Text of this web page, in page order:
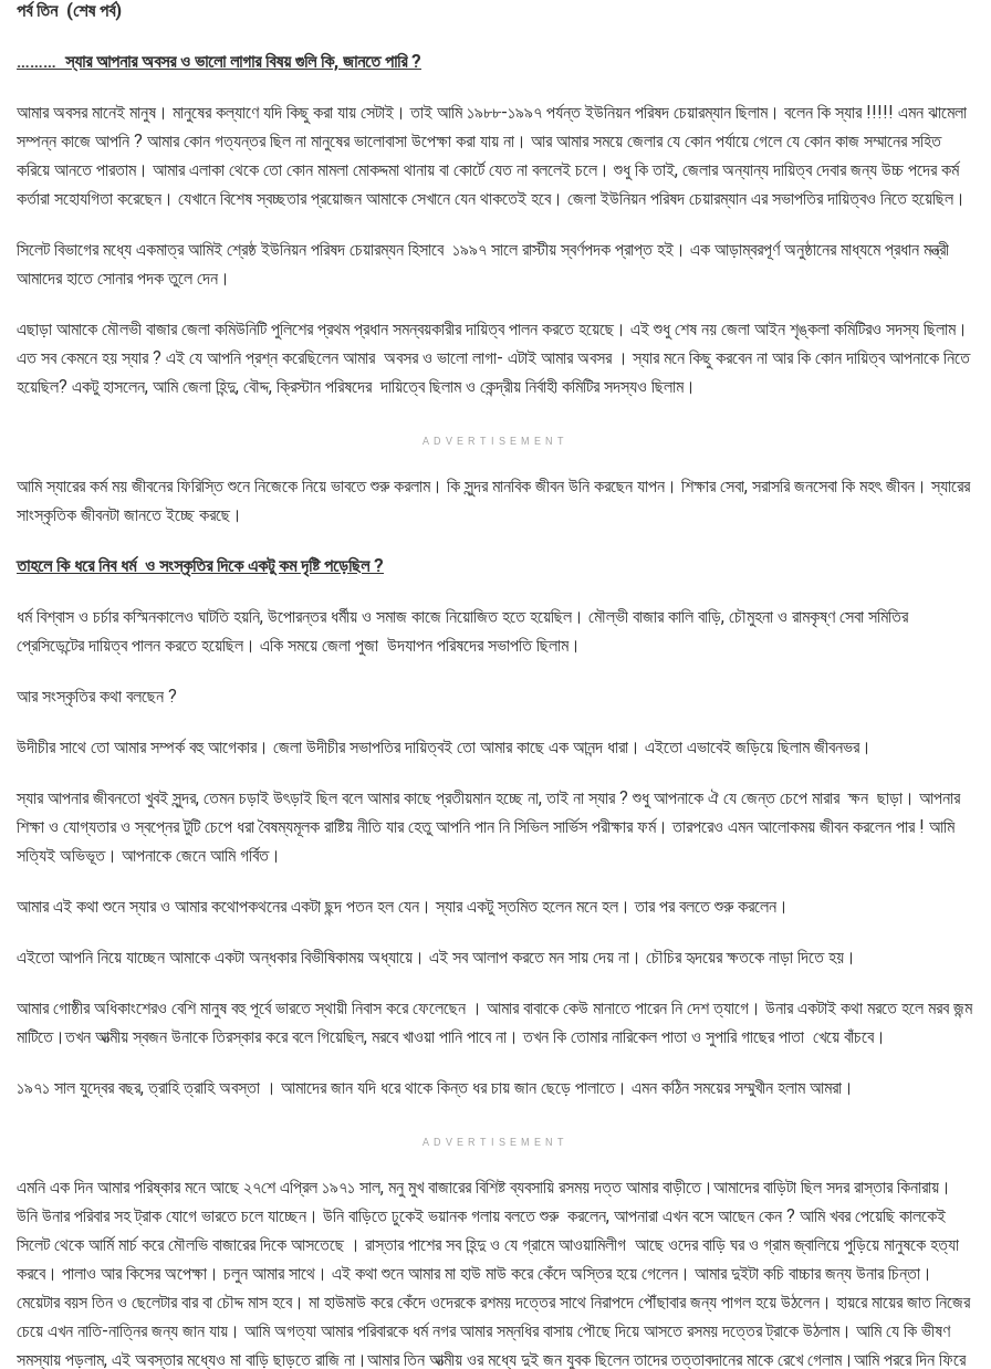
পর্ব তিন (শেষ পর্ব)
……… স্যার আপনার অবসর ও ভালো লাগার বিষয় গুলি কি, জানতে পারি?
আমার অবসর মানেই মানুষ। মানুষের কল্যাণে যদি কিছু করা যায় সেটাই। তাই আমি ১৯৮৮-১৯৯৭ পর্যন্ত ইউনিয়ন পরিষদ চেয়ারম্যান ছিলাম। বলেন কি স্যার !!!!! এমন ঝামেলা
সম্পন্ন কাজে আপনি ? আমার কোন গত্যন্তর ছিল না মানুষের ভালোবাসা উপেক্ষা করা যায় না। আর আমার সময়ে জেলার যে কোন পর্যায়ে গেলে যে কোন কাজ সম্মানের সহিত
করিয়ে আনতে পারতাম। আমার এলাকা থেকে তো কোন মামলা মোকদ্দমা থানায় বা কোর্টে যেত না বললেই চলে। শুধু কি তাই, জেলার অন্যান্য দায়িত্ব দেবার জন্য উচ্চ পদের কর্ম
কর্তারা সহোযগিতা করেছেন। যেখানে বিশেষ স্বচ্ছতার প্রয়োজন আমাকে সেখানে যেন থাকতেই হবে। জেলা ইউনিয়ন পরিষদ চেয়ারম্যান এর সভাপতির দায়িত্বও নিতে হয়েছিল।
সিলেট বিভাগের মধ্যে একমাত্র আমিই শ্রেষ্ঠ ইউনিয়ন পরিষদ চেয়ারম্যন হিসাবে ১৯৯৭ সালে রাস্টীয় স্বর্ণপদক প্রাপ্ত হই। এক আড়াম্বরপূর্ণ অনুষ্ঠানের মাধ্যমে প্রধান মন্ত্রী
আমাদের হাতে সোনার পদক তুলে দেন।
এছাড়া আমাকে মৌলভী বাজার জেলা কমিউনিটি পুলিশের প্রথম প্রধান সমন্বয়কারীর দায়িত্ব পালন করতে হয়েছে। এই শুধু শেষ নয় জেলা আইন শৃঙ্কলা কমিটিরও সদস্য ছিলাম।
এত সব কেমনে হয় স্যার ? এই যে আপনি প্রশ্ন করেছিলেন আমার অবসর ও ভালো লাগা- এটাই আমার অবসর । স্যার মনে কিছু করবেন না আর কি কোন দায়িত্ব আপনাকে নিতে
হয়েছিল? একটু হাসলেন, আমি জেলা হিন্দু, বৌদ্দ, ক্রিস্টান পরিষদের দায়িত্বে ছিলাম ও কেন্দ্রীয় নির্বাহী কমিটির সদস্যও ছিলাম।
ADVERTISEMENT
আমি স্যারের কর্ম ময় জীবনের ফিরিস্তি শুনে নিজেকে নিয়ে ভাবতে শুরু করলাম। কি সুন্দর মানবিক জীবন উনি করছেন যাপন। শিক্ষার সেবা, সরাসরি জনসেবা কি মহৎ জীবন। স্যারের
সাংস্কৃতিক জীবনটা জানতে ইচ্ছে করছে।
তাহলে কি ধরে নিব ধর্ম ও সংস্কৃতির দিকে একটু কম দৃষ্টি পড়েছিল?
ধর্ম বিশ্বাস ও চর্চার কস্মিনকালেও ঘাটতি হয়নি, উপোরন্তর ধর্মীয় ও সমাজ কাজে নিয়োজিত হতে হয়েছিল। মৌল্ভী বাজার কালি বাড়ি, চৌমুহনা ও রামকৃষ্ণ সেবা সমিতির
প্রেসিডেন্টের দায়িত্ব পালন করতে হয়েছিল। একি সময়ে জেলা পুজা উদযাপন পরিষদের সভাপতি ছিলাম।
আর সংস্কৃতির কথা বলছেন ?
উদীচীর সাথে তো আমার সম্পর্ক বহু আগেকার। জেলা উদীচীর সভাপতির দায়িত্বই তো আমার কাছে এক আনন্দ ধারা। এইতো এভাবেই জড়িয়ে ছিলাম জীবনভর।
স্যার আপনার জীবনতো খুবই সুন্দর, তেমন চড়াই উৎড়াই ছিল বলে আমার কাছে প্রতীয়মান হচ্ছে না, তাই না স্যার ? শুধু আপনাকে ঐ যে জেন্ত চেপে মারার ক্ষন ছাড়া। আপনার
শিক্ষা ও যোগ্যতার ও স্বপ্নের টুটি চেপে ধরা বৈষম্যমূলক রাষ্টিয় নীতি যার হেতু আপনি পান নি সিভিল সার্ভিস পরীক্ষার ফর্ম। তারপরেও এমন আলোকময় জীবন করলেন পার ! আমি
সত্যিই অভিভূত। আপনাকে জেনে আমি গর্বিত।
আমার এই কথা শুনে স্যার ও আমার কথোপকথনের একটা ছন্দ পতন হল যেন। স্যার একটু স্তমিত হলেন মনে হল। তার পর বলতে শুরু করলেন।
এইতো আপনি নিয়ে যাচ্ছেন আমাকে একটা অন্ধকার বিভীষিকাময় অধ্যায়ে। এই সব আলাপ করতে মন সায় দেয় না। চৌচির হৃদয়ের ক্ষতকে নাড়া দিতে হয়।
আমার গোষ্ঠীর অধিকাংশেরও বেশি মানুষ বহু পূর্বে ভারতে স্থায়ী নিবাস করে ফেলেছেন । আমার বাবাকে কেউ মানাতে পারেন নি দেশ ত্যাগে। উনার একটাই কথা মরতে হলে মরব জন্ম
মাটিতে।তখন আত্মীয় স্বজন উনাকে তিরস্কার করে বলে গিয়েছিল, মরবে খাওয়া পানি পাবে না। তখন কি তোমার নারিকেল পাতা ও সুপারি গাছের পাতা খেয়ে বাঁচবে।
১৯৭১ সাল যুদ্বের বছর, ত্রাহি ত্রাহি অবস্তা । আমাদের জান যদি ধরে থাকে কিন্ত ধর চায় জান ছেড়ে পালাতে। এমন কঠিন সময়ের সম্মুখীন হলাম আমরা।
ADVERTISEMENT
এমনি এক দিন আমার পরিষ্কার মনে আছে ২৭শে এপ্রিল ১৯৭১ সাল, মনু মুখ বাজারের বিশিষ্ট ব্যবসায়ি রসময় দত্ত আমার বাড়ীতে।আমাদের বাড়িটা ছিল সদর রাস্তার কিনারায়।
উনি উনার পরিবার সহ ট্রাক যোগে ভারতে চলে যাচ্ছেন। উনি বাড়িতে ঢুকেই ভয়ানক গলায় বলতে শুরু করলেন, আপনারা এখন বসে আছেন কেন ? আমি খবর পেয়েছি কালকেই
সিলেট থেকে আর্মি মার্চ করে মৌলভি বাজারের দিকে আসতেছে । রাস্তার পাশের সব হিন্দু ও যে গ্রামে আওয়ামিলীগ আছে ওদের বাড়ি ঘর ও গ্রাম জ্বালিয়ে পুড়িয়ে মানুষকে হত্যা
করবে। পালাও আর কিসের অপেক্ষা। চলুন আমার সাথে। এই কথা শুনে আমার মা হাউ মাউ করে কেঁদে অস্তির হয়ে গেলেন। আমার দুইটা কচি বাচ্চার জন্য উনার চিন্তা।
মেয়েটার বয়স তিন ও ছেলেটার বার বা চৌদ্দ মাস হবে। মা হাউমাউ করে কেঁদে ওদেরকে রশময় দত্তের সাথে নিরাপদে পৌঁছাবার জন্য পাগল হয়ে উঠলেন। হায়রে মায়ের জাত নিজের
চেয়ে এখন নাতি-নাত্নির জন্য জান যায়। আমি অগত্যা আমার পরিবারকে ধর্ম নগর আমার সম্নধির বাসায় পৌছে দিয়ে আসতে রসময় দত্তের ট্রাকে উঠলাম। আমি যে কি ভীষণ
সমস্যায় পড়লাম, এই অবস্তার মধ্যেও মা বাড়ি ছাড়তে রাজি না।আমার তিন আত্মীয় ওর মধ্যে দুই জন যুবক ছিলেন তাদের তত্তাবদানের মাকে রেখে গেলাম।আমি পররে দিন ফিরে